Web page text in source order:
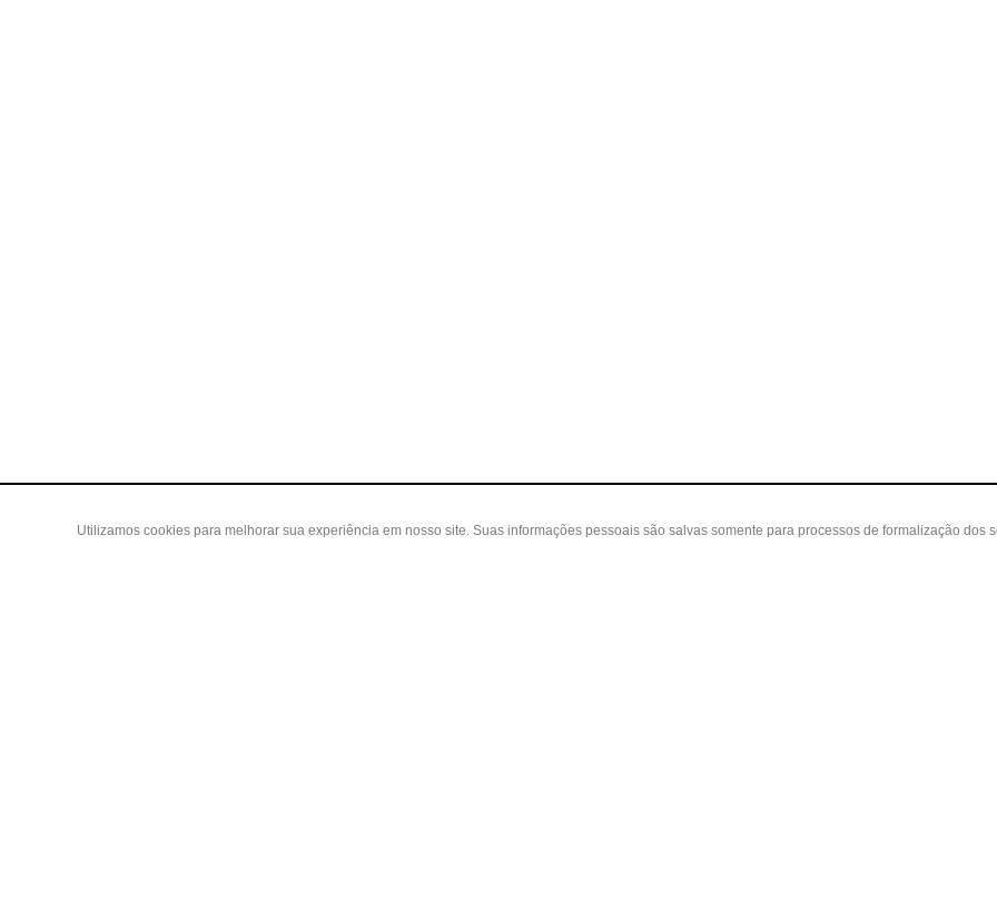
Utilizamos cookies para melhorar sua experiência em nosso site. Suas informações pessoais são salvas somente para processos de formalização dos